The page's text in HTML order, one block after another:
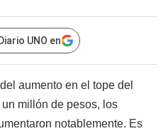
UNO en
del aumento en el tope del
millón de pesos, los
notablemente. Es